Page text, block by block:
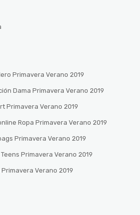
Primavera Verano 2019
Dama Primavera Verano 2019
Primavera Verano 2019
Ropa Primavera Verano 2019
Primavera Verano 2019
Primavera Verano 2019
Verano 2019